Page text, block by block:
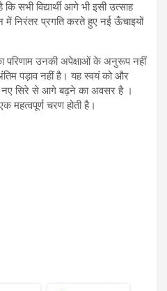
सभी विद्यार्थी आगे भी इसी उत्साह
निरंतर प्रगति करते हुए नई ऊँचाइयों
का परिणाम उनकी अपेक्षाओं के अनुरूप नहीं
पड़ाव नहीं है। यह स्वयं को और
सिरे से आगे बढ़ने का अवसर है ।
महत्वपूर्ण चरण होती है।